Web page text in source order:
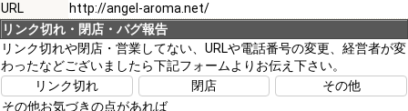
[必須]
注意事項
URL
http://angel-aroma.net/
リンク切れ・閉店・バグ報告
リンク切れや閉店・営業してない、URLや電話番号の変更、経営者が変
わったなどございましたら下記フォームよりお伝え下さい。
リンク切れ
閉店
その他
その他お気づきの点があれば